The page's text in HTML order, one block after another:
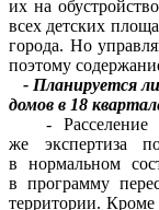
их на
всех детских
города. Но
поэтому
- Планируется
домов в 18
- Расселение
же экспертиза
в нормальном
в программу
территории. Кроме